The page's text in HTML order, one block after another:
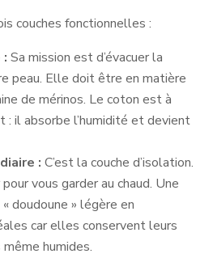
couches fonctionnelles :
Sa mission est d’évacuer la
peau. Elle doit être en matière
de mérinos. Le coton est à
: il absorbe l’humidité et devient
: C’est la couche d’isolation.
vous garder au chaud. Une
doudoune » légère en
car elles conservent leurs
humides.